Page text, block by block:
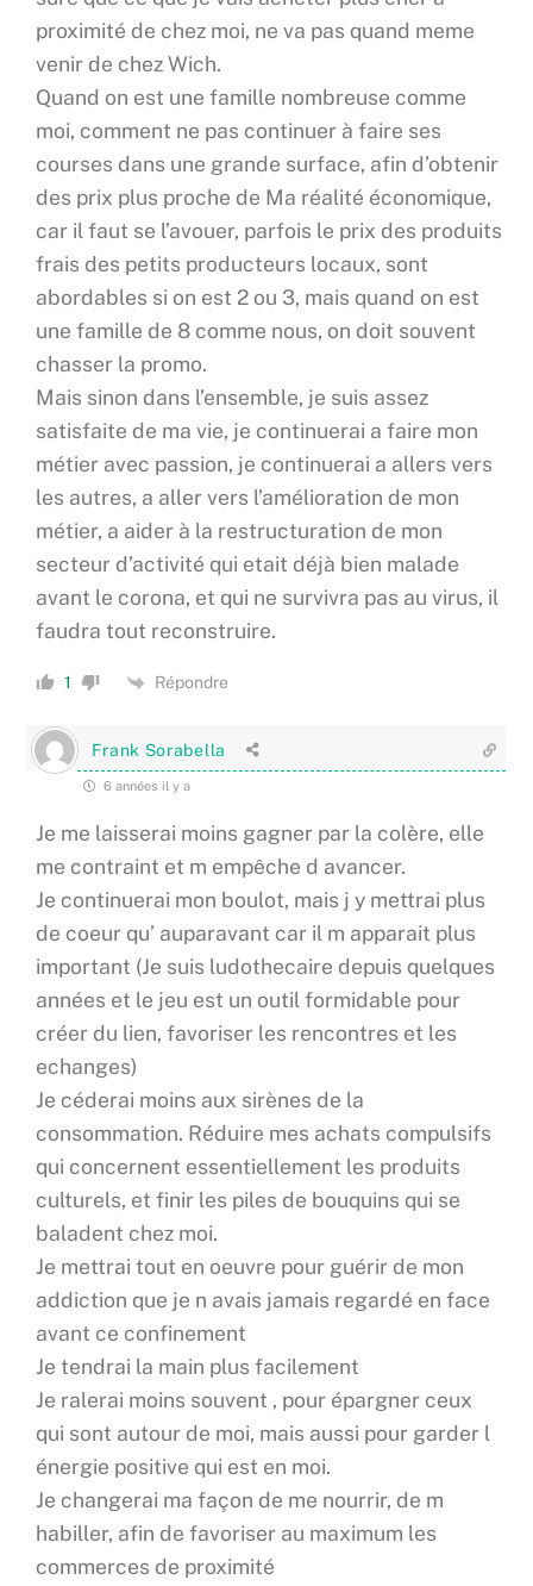
proximité de chez moi, ne va pas quand meme
venir de chez Wich.
Quand on est une famille nombreuse comme
moi, comment ne pas continuer à faire ses
courses dans une grande surface, afin d’obtenir
des prix plus proche de Ma réalité économique,
car il faut se l’avouer, parfois le prix des produits
frais des petits producteurs locaux, sont
abordables si on est 2 ou 3, mais quand on est
une famille de 8 comme nous, on doit souvent
chasser la promo.
Mais sinon dans l’ensemble, je suis assez
satisfaite de ma vie, je continuerai a faire mon
métier avec passion, je continuerai a allers vers
les autres, a aller vers l’amélioration de mon
métier, a aider à la restructuration de mon
secteur d’activité qui etait déjà bien malade
avant le corona, et qui ne survivra pas au virus, il
faudra tout reconstruire.
1 Répondre
Frank Sorabella
6 années il y a
Je me laisserai moins gagner par la colère, elle
me contraint et m empêche d avancer.
Je continuerai mon boulot, mais j y mettrai plus
de coeur qu’ auparavant car il m apparait plus
important (Je suis ludothecaire depuis quelques
années et le jeu est un outil formidable pour
créer du lien, favoriser les rencontres et les
echanges)
Je céderai moins aux sirènes de la
consommation. Réduire mes achats compulsifs
qui concernent essentiellement les produits
culturels, et finir les piles de bouquins qui se
baladent chez moi.
Je mettrai tout en oeuvre pour guérir de mon
addiction que je n avais jamais regardé en face
avant ce confinement
Je tendrai la main plus facilement
Je ralerai moins souvent , pour épargner ceux
qui sont autour de moi, mais aussi pour garder l
énergie positive qui est en moi.
Je changerai ma façon de me nourrir, de m
habiller, afin de favoriser au maximum les
commerces de proximité